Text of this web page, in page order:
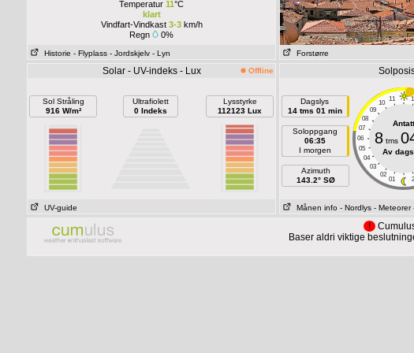
Temperatur 11°C
klart
Vindfart-Vindkast 3-3km/h
Regn
0%
Historie - Flyplass - Jordskjelv - Lyn Forstørre
Solar - UV-indeks - Lux Offline
Sol Stråling
916 W/m²
Ultrafiolett
0 Indeks
Lysstyrke
112123 Lux
UV-guide
Dagslys
14 tms 01 min
Soloppgang
06:35
I morgen
Azimuth
143.2° SØ
11
10
09
08
07
06
05
04
03
02
01
Antatt
8 tms
Av
Månen info - Nordlys - Meteorer
!
Baser aldri viktige